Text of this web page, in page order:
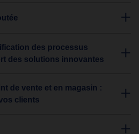
des processus
des solutions innovantes
de vente et en magasin :
clients